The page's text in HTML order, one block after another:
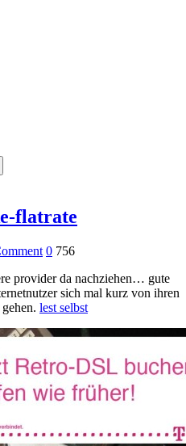
flatrate
on
nun
auch
mit
flatrate
0 756
provider da nachziehen… gute
sich mal kurz von ihren
lest selbst